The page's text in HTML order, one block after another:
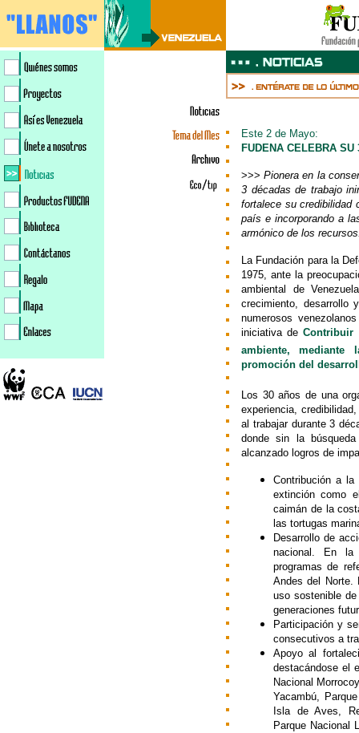
Este 2 de Mayo:
FUDENA CELEBRA SU
>>>Pionera en la
3 décadas de trabajo
fortalece su credibilidad
país e incorporando a
armónico de los
La Fundación para la
1975, ante la
ambiental de
crecimiento, desarrollo
numerosos
iniciativa de
ambiente,
promoción del
Los 30 años de una
experiencia,
al trabajar durante 3
donde sin la
alcanzado logros de
Contribución a la
extinción como
caimán de la
las tortugas
Desarrollo de
nacional. En la
programas de
Andes del Norte.
uso sostenible
generaciones
Participación y
consecutivos a
Apoyo al
destacándose el
Nacional
Yacambú,
Isla de Aves,
Parque Nacional